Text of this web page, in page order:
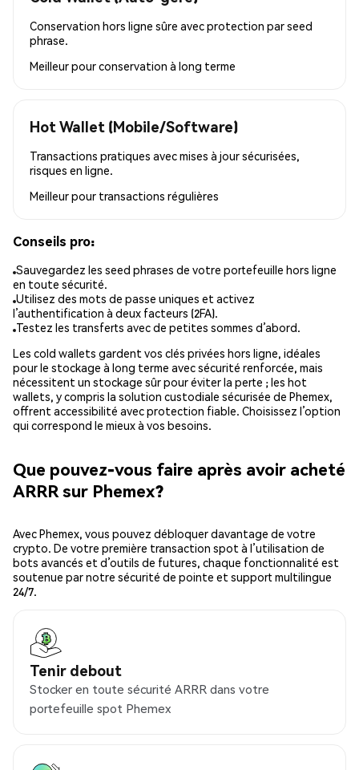
Conservation hors ligne sûre avec protection par seed
phrase.
Meilleur pourconservation à long terme
Hot Wallet (Mobile/Software)
Transactions pratiques avec mises à jour sécurisées,
risques en ligne.
Meilleur pour transactions régulières
Conseils pro:
Sauvegardez les seed phrases de votre portefeuille hors ligne
en toute sécurité.
Utilisez des mots de passe uniques et activez
l’authentification à deux facteurs (2FA).
Testez les transferts avec de petites sommes d’abord.
Les cold wallets gardent vos clés privées hors ligne, idéales
pour le stockage à long terme avec sécurité renforcée, mais
nécessitent un stockage sûr pour éviter la perte ; les hot
wallets, y compris la solution custodiale sécurisée de Phemex,
offrent accessibilité avec protection fiable. Choisissez l’option
qui correspond le mieux à vos besoins.
Que pouvez-vous faire après avoir acheté
ARRR sur Phemex?
Avec Phemex, vous pouvez débloquer davantage de votre
crypto. De votre première transaction spot à l’utilisation de
bots avancés et d’outils de futures, chaque fonctionnalité est
soutenue par notre sécurité de pointe et support multilingue
24/7.
Tenir debout
Stocker en toute sécurité ARRR dans votre
portefeuille spot Phemex